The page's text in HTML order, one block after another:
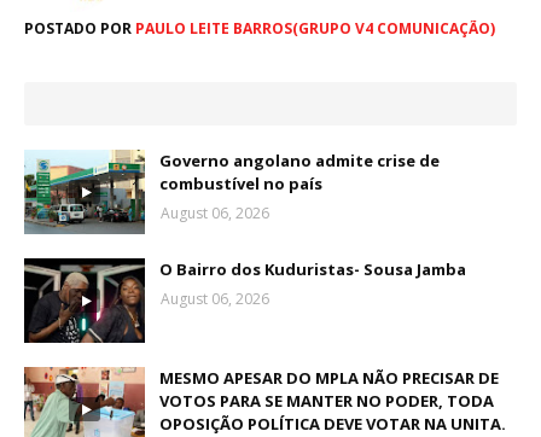
POSTADO POR PAULO LEITE BARROS(GRUPO V4 COMUNICAÇÃO)
Governo angolano admite crise de
combustível no país
August 06, 2026
O Bairro dos Kuduristas- Sousa Jamba
August 06, 2026
MESMO APESAR DO MPLA NÃO PRECISAR DE
VOTOS PARA SE MANTER NO PODER, TODA
OPOSIÇÃO POLÍTICA DEVE VOTAR NA UNITA.